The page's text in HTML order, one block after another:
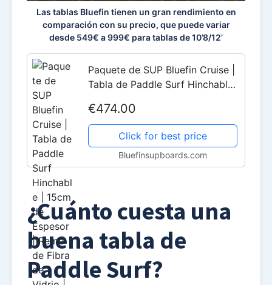
Las tablas Bluefin tienen un gran rendimiento en
comparación con su precio, que puede variar
desde 549€ a 999€ para tablas de 10’8/12’
Paquete de SUP Bluefin Cruise |
Tabla de Paddle Surf Hinchable |
Fibra de Vidrio | Kit de
Conversión a Kayak (10'8" | 12' |
15')
€474.00
Click for best price
Bluefinsupboards.com
¿Cuánto cuesta una
buena tabla de
Paddle Surf?